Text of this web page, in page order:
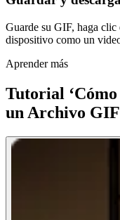
Guarde su GIF, haga clic
dispositivo como un
Aprender más
Tutorial
un Archivo